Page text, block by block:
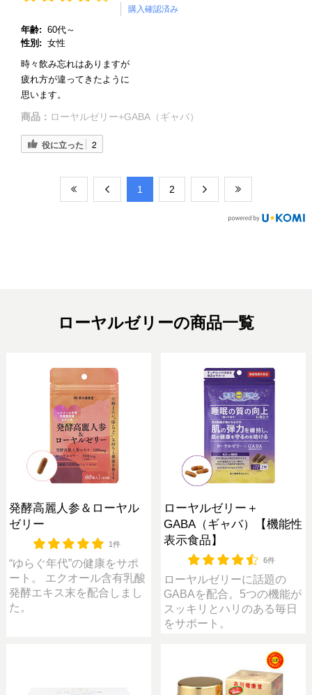
購入確認済み
年齢: 60代～
性別: 女性
時々飲み忘れはありますが
疲れ方が違ってきたように
思います。
商品： ローヤルゼリー+GABA（ギャバ）
役に立った 2
​1 ​2
ローヤルゼリーの商品一覧
発酵高麗人参＆ローヤル
ゼリー
1件
“ゆらぐ年代”の健康をサポ
ート。 エクオール含有乳酸
発酵エキス末を配合しまし
た。
ローヤルゼリー＋
GABA（ギャバ）【機能性
表示食品】
6件
ローヤルゼリーに話題の
GABAを配合。5つの機能が
スッキリとハリのある毎日
をサポート。